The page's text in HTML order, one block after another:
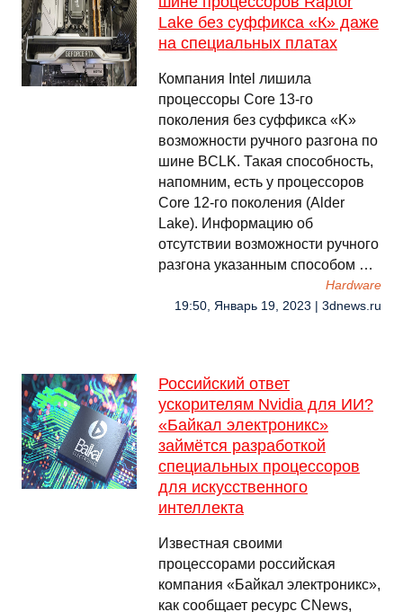
Lake без суффикса «К» даже
на специальных платах
Компания Intel лишила
процессоры Core 13-го
поколения без суффикса «K»
возможности ручного разгона по
шине BCLK. Такая способность,
напомним, есть у процессоров
Core 12-го поколения (Alder
Lake). Информацию об
отсутствии возможности ручного
разгона указанным способом …
Hardware
19:50, Январь 19, 2023 | 3dnews.ru
Российский ответ
ускорителям Nvidia для ИИ?
«Байкал электроникс»
займётся разработкой
специальных процессоров
для искусственного
интеллекта
Известная своими
процессорами российская
компания «Байкал электроникс»,
как сообщает ресурс CNews,